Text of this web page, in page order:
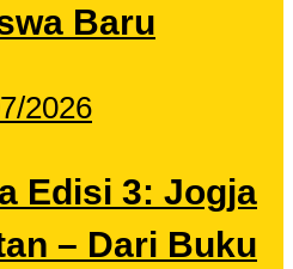
Baru
2026
Edisi 3: Jogja
– Dari Buku